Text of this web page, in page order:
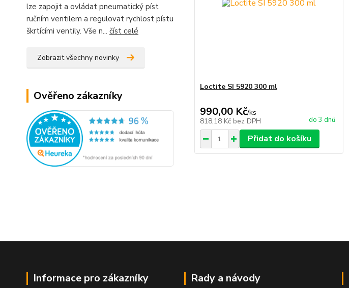
lze zapojit a ovládat pneumatický píst
ručním ventilem a regulovat rychlost pístu
škrtícími ventily. Vše n... číst celé
Zobrazit všechny novinky
Ověřeno zákazníky
Loctite SI 5920 300 ml
990,00 Kč/ks
818,18 Kč bez DPH do 3 dnů
Přidat do košíku
Informace pro zákazníky Rady a návody